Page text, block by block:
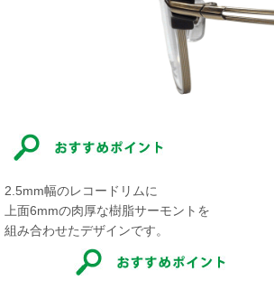
2.5mm幅のレコードリムに
上面6mmの肉厚な樹脂サーモントを
組み合わせたデザインです。